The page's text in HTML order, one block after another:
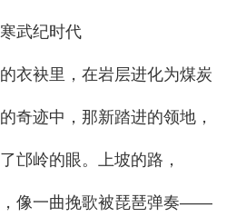
武纪时代
衣袂里，在岩层进化为煤炭
奇迹中，那新踏进的领地，
邙岭的眼。上坡的路，
像一曲挽歌被琵琶弹奏——